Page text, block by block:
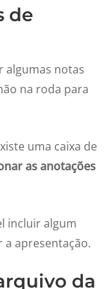
de
algumas notas
na roda para
uma caixa de
as anotações
incluir algum
a apresentação.
da